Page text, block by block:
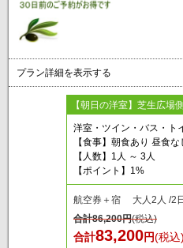
プラン詳細を表示する
【朝日の洋室】芝生広場
洋室・ツイン・バス・ト
【食事】朝食あり 昼食な
【人数】1人 ～ 3人
【ポイント】1%
航空券＋宿 大人2人 /2
合計86,200円(税込)
合計83,200円(税込)